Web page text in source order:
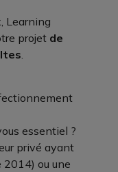
Learning
projet de
.
essentiel ?
privé ayant
2014) ou une